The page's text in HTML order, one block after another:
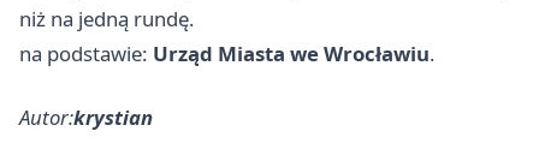
niż na jedną rundę.
na podstawie: Urząd Miasta we Wrocławiu.
Autor:krystian